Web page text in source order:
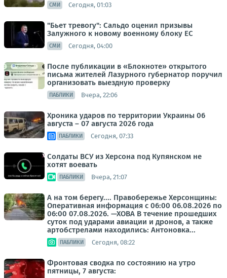
СМИ Сегодня, 01:03
"Бьет тревогу": Сальдо оценил призывы
Залужного к новому военному блоку ЕС
СМИ Сегодня, 04:00
После публикации в «Блокноте» открытого
письма жителей Лазурного губернатор поручил
организовать выездную проверку
ПАБЛИКИ Вчера, 22:06
Хроника ударов по территории Украины 06
августа – 07 августа 2026 года
ПАБЛИКИ Сегодня, 07:33
Солдаты ВСУ из Херсона под Купянском не
хотят воевать
ПАБЛИКИ Вчера, 21:07
А на том берегу.... Правобережье Херсонщины:
Оперативная информация с 06:00 06.08.2026 по
06:00 07.08.2026. —ХОВА В течение прошедших
суток под ударами авиации и дронов, а также
артобстрелами находились: Антоновка...
ПАБЛИКИ Сегодня, 08:22
Фронтовая сводка по состоянию на утро
пятницы, 7 августа: